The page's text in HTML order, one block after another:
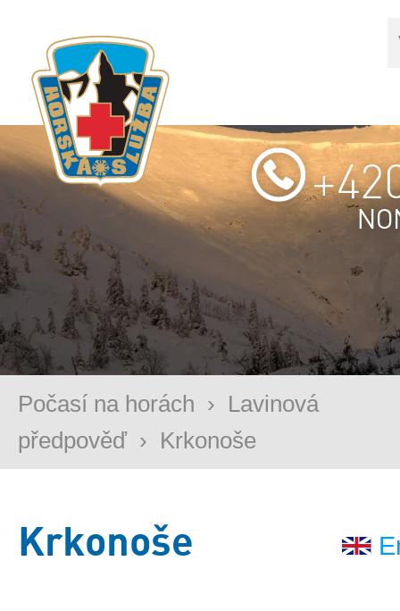
Počasí na horách › Lavinová
předpověď › Krkonoše
Krkonoše